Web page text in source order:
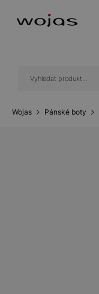
Wojas Pánské boty